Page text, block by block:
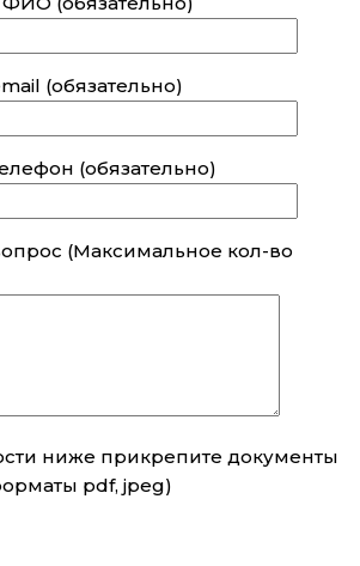
(обязательно)
(обязательно)
(Максимальное кол-во
ниже прикрепите документы
pdf, jpeg)